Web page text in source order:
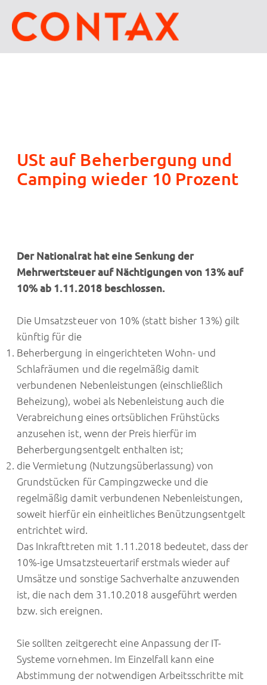
USt auf Beherbergung und
Camping wieder 10 Prozent
Der Nationalrat hat eine Senkung der
Mehrwertsteuer auf Nächtigungen von 13% auf
10% ab 1.11.2018 beschlossen.
Die Umsatzsteuer von 10% (statt bisher 13%) gilt
künftig für die
Beherbergung in eingerichteten Wohn- und
Schlafräumen und die regelmäßig damit
verbundenen Nebenleistungen (einschließlich
Beheizung), wobei als Nebenleistung auch die
Verabreichung eines ortsüblichen Frühstücks
anzusehen ist, wenn der Preis hierfür im
Beherbergungsentgelt enthalten ist;
die Vermietung (Nutzungsüberlassung) von
Grundstücken für Campingzwecke und die
regelmäßig damit verbundenen Nebenleistungen,
soweit hierfür ein einheitliches Benützungsentgelt
entrichtet wird.
Das Inkrafttreten mit 1.11.2018 bedeutet, dass der
10%-ige Umsatzsteuertarif erstmals wieder auf
Umsätze und sonstige Sachverhalte anzuwenden
ist, die nach dem 31.10.2018 ausgeführt werden
bzw. sich ereignen.
Sie sollten zeitgerecht eine Anpassung der IT-
Systeme vornehmen. Im Einzelfall kann eine
Abstimmung der notwendigen Arbeitsschritte mit